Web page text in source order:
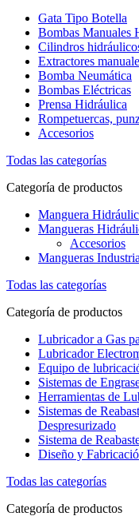
Gata Tipo Botella
Bombas Manuales
Cilindros
Extractores
Bomba Neumática
Bombas Eléctricas
Prensa Hidráulica
Rompetuercas,
Accesorios
Todas las categorías
Categoría de productos
Manguera
Mangueras
Accesorios
Mangueras
Todas las categorías
Categoría de productos
Lubricador a Gas
Lubricador
Equipo de
Sistemas de
Herramientas de
Sistemas de
Despresurizado
Sistema de
Diseño y
Todas las categorías
Categoría de productos